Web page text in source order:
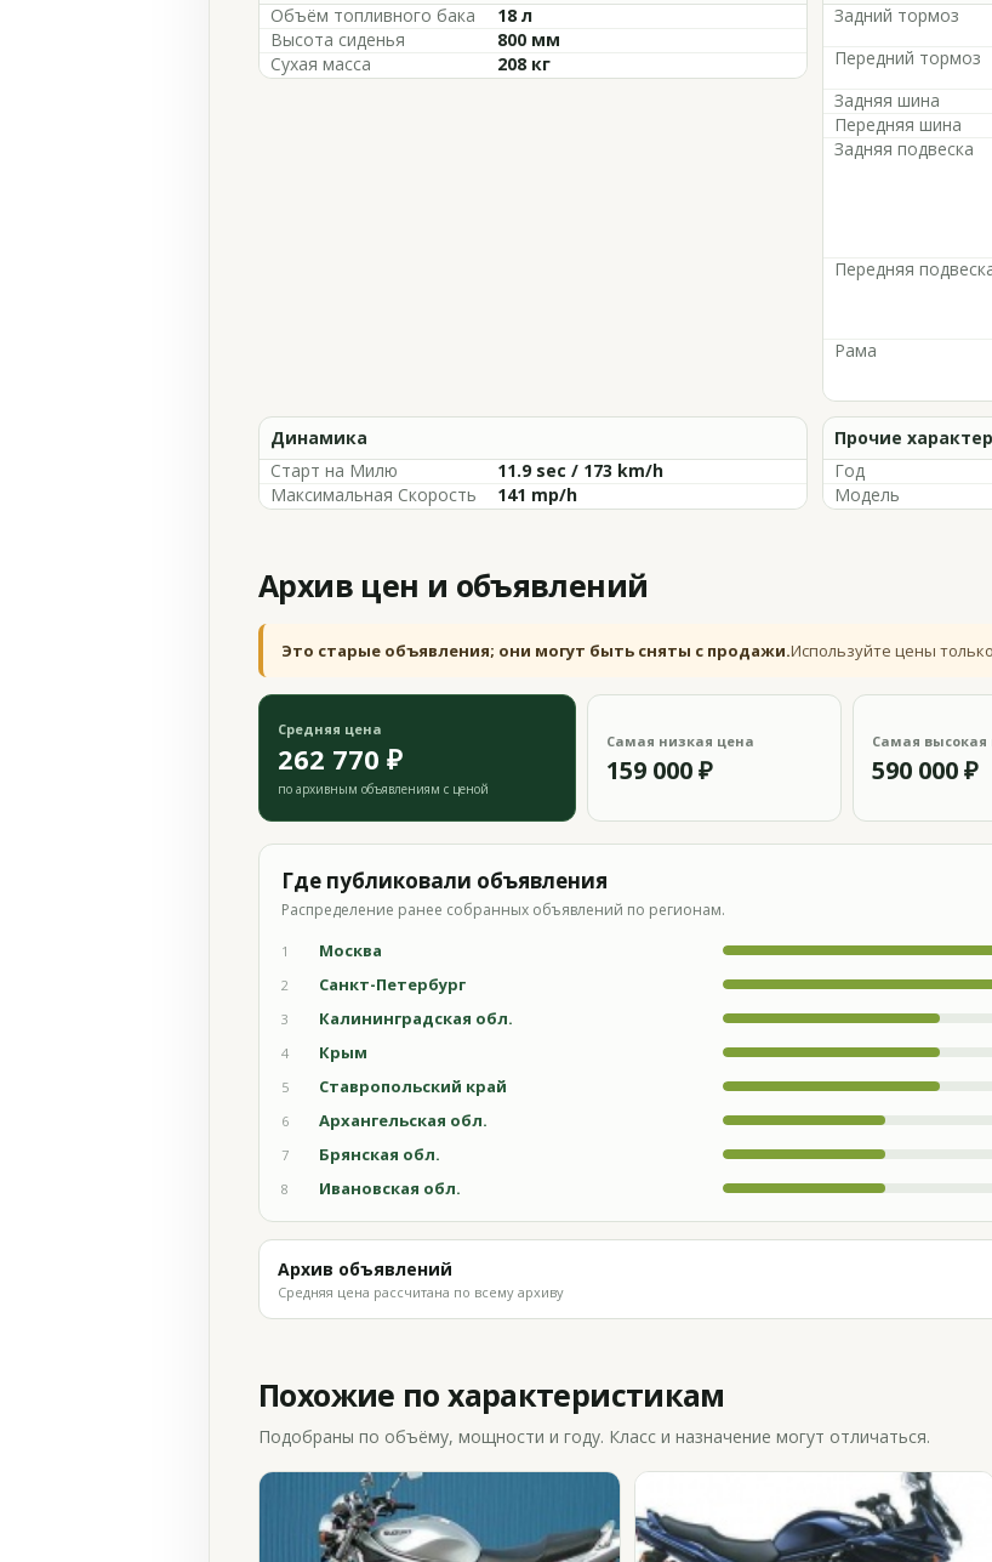
Объём топливного бака
18 л
Высота сиденья
800 мм
Сухая масса
208 кг
Задний тормоз
Передний тормоз
Задняя шина
Передняя шина
Задняя подвеска
Передняя
Рама
Динамика
Старт на Милю
11.9 sec / 173 km/h
Максимальная Скорость
141 mp/h
Прочие
Год
Модель
Архив цен и объявлений
Это старые объявления; они могут быть сняты с продажи.Используйте цены
Средняя цена
262 770 ₽
по архивным объявлениям с ценой
Самая низкая цена
159 000 ₽
Самая высокая
590 000 ₽
Где публиковали объявления
Распределение ранее собранных объявлений по регионам.
1 Москва
2
Санкт-Петербург
3
Калининградская обл.
4
Крым
5
Ставропольский край
6
Архангельская обл.
7
Брянская обл.
8
Ивановская обл.
Архив объявлений
Средняя цена рассчитана по всему архиву
Похожие по характеристикам
Подобраны по объёму, мощности и году. Класс и назначение могут отличаться.